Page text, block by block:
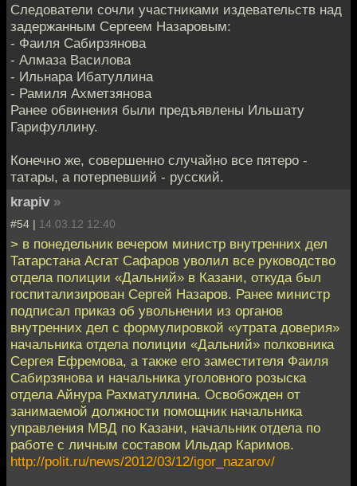
Следователи сочли участниками издевательств над
задержанным Сергеем Назаровым:
- Фаиля Сабирзянова
- Алмаза Василова
- Ильнара Ибатуллина
- Рамиля Ахметзянова
Ранее обвинения были предъявлены Ильшату
Гарифуллину.
Конечно же, совершенно случайно все пятеро -
татары, а потерпевший - русский.
krapiv »
#54 | 14.03.12 12:40
> в понедельник вечером министр внутренних дел
Татарстана Асгат Сафаров уволил все руководство
отдела полиции «Дальний» в Казани, откуда был
госпитализирован Сергей Назаров. Ранее министр
подписал приказ об увольнении из органов
внутренних дел с формулировкой «утрата доверия»
начальника отдела полиции «Дальний» полковника
Сергея Ефремова, а также его заместителя Фаиля
Сабирзянова и начальника уголовного розыска
отдела Айнура Рахматуллина. Освобожден от
занимаемой должности помощник начальника
управления МВД по Казани, начальник отдела по
работе с личным составом Ильдар Каримов.
http://polit.ru/news/2012/03/12/igor_nazarov/